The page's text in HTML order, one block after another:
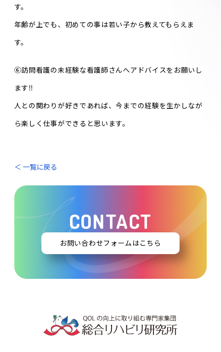
す。
年齢が上でも、初めての事は若い子から教えてもらえま
す。
⑥訪問看護の未経験な看護師さんへアドバイスをお願いし
ます‼︎
人との関わりが好きであれば、今までの経験を生かしなが
ら楽しく仕事ができると思います。
＜ 一覧に戻る
CONTACT
お問い合わせフォームはこちら